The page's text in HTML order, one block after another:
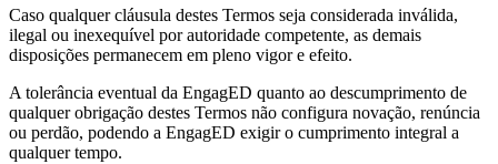
Caso qualquer cláusula destes Termos seja considerada inválida,
ilegal ou inexequível por autoridade competente, as demais
disposições permanecem em pleno vigor e efeito.
A tolerância eventual da EngagED quanto ao descumprimento de
qualquer obrigação destes Termos não configura novação, renúncia
ou perdão, podendo a EngagED exigir o cumprimento integral a
qualquer tempo.